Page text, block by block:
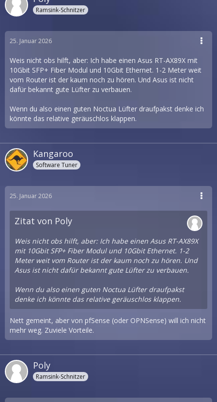
Ramsink-Schnitzer
25. Januar 2026
Weis nicht obs hilft, aber: Ich habe einen Asus RT-AX89X mit
10Gbit SFP+ Fiber Modul und 10Gbit Ethernet. 1-2 Meter weit
vom Router ist der kaum noch zu hören. Und Asus ist nicht
dafür bekannt gute Lüfter zu verbauen.
Wenn du also einen guten Noctua Lüfter draufpakst denke ich
könnte das relative geräuschlos klappen.
Kangaroo
Software Tuner
25. Januar 2026
Zitat von Poly
Weis nicht obs hilft, aber: Ich habe einen Asus RT-AX89X
mit 10Gbit SFP+ Fiber Modul und 10Gbit Ethernet. 1-2
Meter weit vom Router ist der kaum noch zu hören. Und
Asus ist nicht dafür bekannt gute Lüfter zu verbauen.
Wenn du also einen guten Noctua Lüfter draufpakst
denke ich könnte das relative geräuschlos klappen.
Nett gemeint, aber von pfSense (oder OPNSense) will ich nicht
mehr weg. Zuviele Vorteile.
Poly
Ramsink-Schnitzer